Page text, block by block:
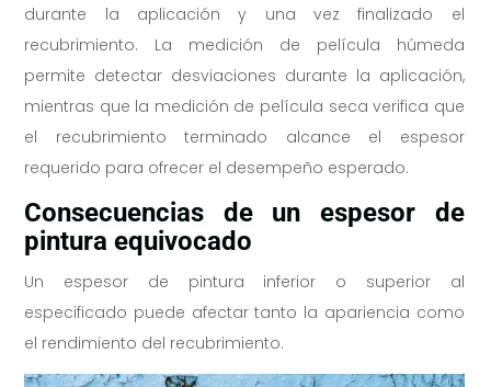
durante la aplicación y una vez finalizado el
recubrimiento. La medición de película húmeda
permite detectar desviaciones durante la aplicación,
mientras que la medición de película seca verifica que
el recubrimiento terminado alcance el espesor
requerido para ofrecer el desempeño esperado.
Consecuencias de un espesor de
pintura equivocado
Un espesor de pintura inferior o superior al
especificado puede afectar tanto la apariencia como
el rendimiento del recubrimiento.